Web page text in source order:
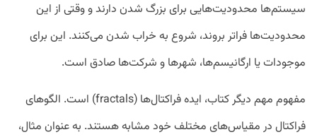
سیستم‌ها محدودیت‌هایی برای بزرگ شدن دارند و وقتی از این
محدودیت‌ها فراتر بروند، شروع به خراب شدن می‌کنند. این برای
موجودات یا ارگانیسم‌ها، شهرها و شرکت‌ها صادق است.
مفهوم مهم دیگر کتاب، ایده فراکتال‌ها (fractals) است. الگوهای
فراکتال در مقیاس‌های مختلف خود مشابه هستند. به عنوان مثال،